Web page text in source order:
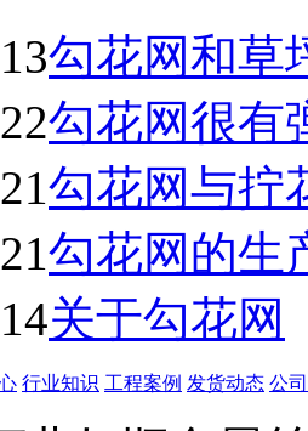
勾花网和草
勾花网很有
勾花网与拧
勾花网的生
关于勾花网
行业知识 工程案例 发货动态 公